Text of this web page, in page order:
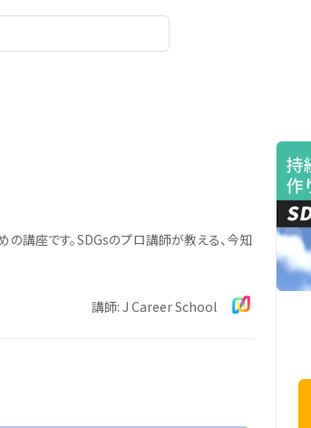
ログイン
講座です。SDGsのプロ講師が教える、今知
講師: J Career School